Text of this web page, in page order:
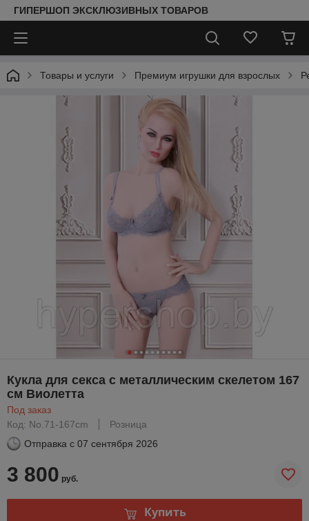
ГИПЕРШОП ЭКСКЛЮЗИВНЫХ ТОВАРОВ
Товары и услуги Премиум игрушки для взрослых
Кукла для секса с металлическим скелетом 167
см Виолетта
Под заказ
Код: No.71-167cm
Розница
Отправка с 07 сентября 2026
3 800 руб.
Купить